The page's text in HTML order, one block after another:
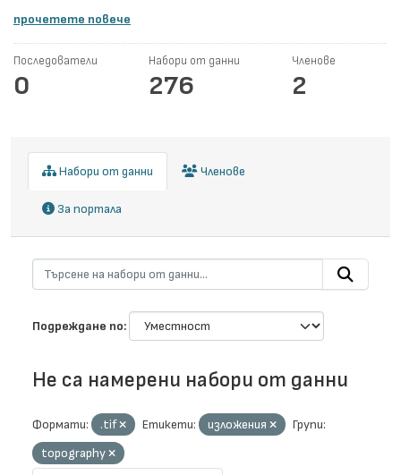
прочетете повече
Последователи
0
Набори от данни
276
Членове
2
Набори от данни Членове
За портала
Подреждане по
Не са намерени набори от данни
Формати: .tif Етикети: изложения
Групи:
topography